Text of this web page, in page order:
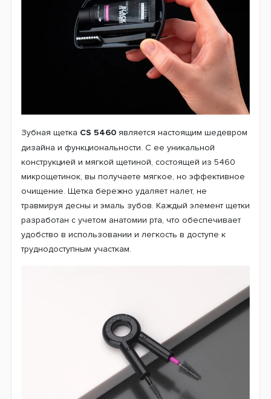
Зубная щетка CS 5460 является настоящим шедевром
дизайна и функциональности. С ее уникальной
конструкцией и мягкой щетиной, состоящей из 5460
микрощетинок, вы получаете мягкое, но эффективное
очищение. Щетка бережно удаляет налет, не
травмируя десны и эмаль зубов. Каждый элемент щетки
разработан с учетом анатомии рта, что обеспечивает
удобство в использовании и легкость в доступе к
труднодоступным участкам.